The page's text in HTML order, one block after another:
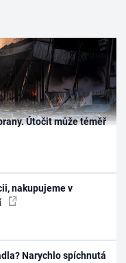
Útočit může téměř
nakupujeme v
Narychlo spíchnutá